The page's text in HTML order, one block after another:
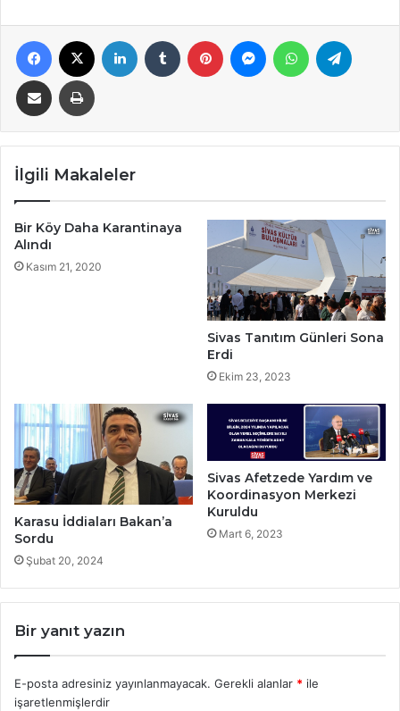
Facebook LinkedIn Tumblr Pinterest MessengerWhatsApp
E-Posta ile paylaş Yazdır
İlgili Makaleler
Bir Köy Daha Karantinaya
Alındı
Kasım 21, 2020
Sivas Tanıtım Günleri Sona
Erdi
Ekim 23, 2023
Karasu İddiaları Bakan’a
Sordu
Şubat 20, 2024
Sivas Afetzede Yardım ve
Koordinasyon Merkezi
Kuruldu
Mart 6, 2023
Bir yanıt yazın
E-posta adresiniz yayınlanmayacak. Gerekli alanlar * ile
işaretlenmişlerdir